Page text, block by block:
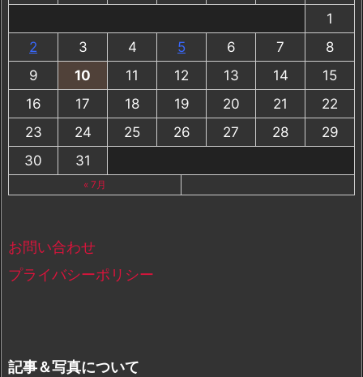
1
2
3 4 5 6 7
8
9
10 11 12 13 14
15
16
17 18 19 20 21
22
23
24 25 26 27 28
29
30
31
« 7月
お問い合わせ
プライバシーポリシー
記事＆写真について